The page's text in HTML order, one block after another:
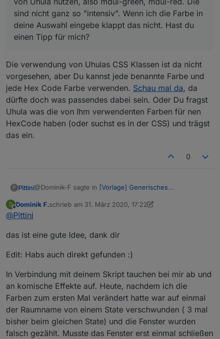
sind nicht ganz so "intensiv". Wenn ich die Farbe in
deine Auswahl eingebe klappt das nicht. Hast du
einen Tipp für mich?
Die verwendung von Uhulas CSS Klassen ist da nicht
vorgesehen, aber Du kannst jede benannte Farbe und
jede Hex Code Farbe verwenden. Schau mal da, da
dürfte doch was passendes dabei sein. Oder Du fragst
Uhula was die von Ihm verwendenten Farben für nen
HexCode haben (oder suchst es in der CSS) und trägst
das ein.
0
P Pittini@Dominik-F sagte in [Vorlage] Generisches
sind nicht ganz so "intensiv". Wenn ich die Farbe in
deine Auswahl eingebe klappt das nicht. Hast du
einen Tipp für mich?
Die verwendung von Uhulas CSS Klassen ist da nicht
vorgesehen, aber Du kannst jede benannte Farbe und
jede Hex Code Farbe verwenden.
dürfte doch was passendes dabei sein. Oder Du fragst
HexCode haben (oder suchst es in der CSS) und trägst
das ein.
Offline
Dominik F.schrieb am 31. März 2020, 17:22
zuletzt editiert von Dominik F.
@Pittini
das ist eine gute Idee, dank dir
Edit: Habs auch direkt gefunden :)
In Verbindung mit deinem Skript tauchen bei mir ab und
an komische Effekte auf. Heute, nachdem ich die
Farben zum ersten Mal verändert hatte war auf einmal
der Raumname von einem State verschwunden ( 3 mal
bisher beim gleichen State) und die Fenster wurden
falsch gezählt. Musste das Fenster erst einmal schließen